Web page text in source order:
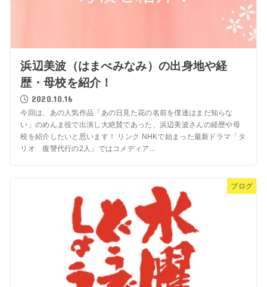
浜辺美波（はまべみなみ）の出身地や経
歴・母校を紹介！
2020.10.16
今回は、あの人気作品「あの日見た花の名前を僕達はまだ知らな
い」のめんま役で出演し大絶賛であった、浜辺美波さんの経歴や母
校を紹介したいと思います！ リンク NHKで始まった最新ドラマ「タ
リオ 復讐代行の2人」ではコメディア...
ブログ